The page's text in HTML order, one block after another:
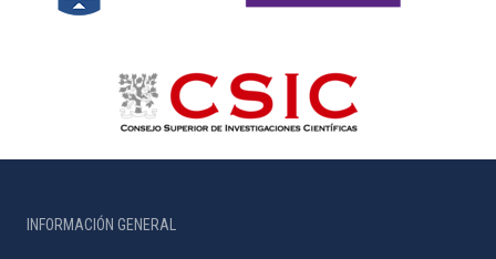
INFORMACIÓN GENERAL